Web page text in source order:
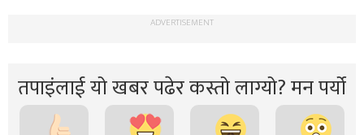
ADVERTISEMENT
तपाइंलाई यो खबर पढेर कस्तो लाग्यो? मन पर्यो